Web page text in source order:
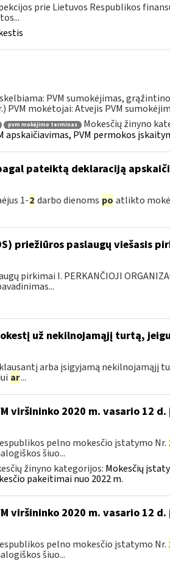
prie Lietuvos Respublikos
PVM sumokėjimas, grąžintino
mokėtojai: Atvejis PVM
pvm mokėjimo terminas Mokesčių žinyno
PVM permokos
pateiktą deklaraciją
1-2 darbo dienoms po atlikto
priežiūros paslaugų viešasis
pirkimai I. PERKANČIOJI
už nekilnojamąjį turtą,
arba įsigyjamą nekilnojamąjį
ar...
viršininko 2020 m. vasario 12
pelno mokesčio įstatymo Nr.
šiuo...
žinyno kategorijos: Mokesčių
pakeitimai nuo 2022 m.
viršininko 2020 m. vasario 12
pelno mokesčio įstatymo Nr.
šiuo...